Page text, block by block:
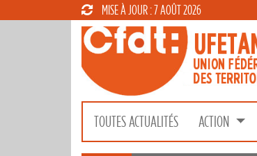
MISE À JOUR : 7 AOÛT 2026
TOUTES ACTUALITÉS ACTION